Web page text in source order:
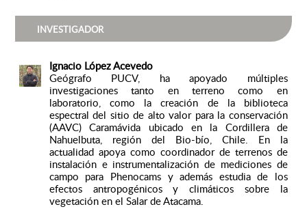
INVESTIGADOR
Ignacio López Acevedo
Geógrafo PUCV, ha apoyado múltiples
investigaciones tanto en terreno como en
laboratorio, como la creación de la biblioteca
espectral del sitio de alto valor para la conservación
(AAVC) Caramávida ubicado en la Cordillera de
Nahuelbuta, región del Bio-bío, Chile. En la
actualidad apoya como coordinador de terrenos de
instalación e instrumentalización de mediciones de
campo para Phenocams y además estudia de los
efectos antropogénicos y climáticos sobre la
vegetación en el Salar de Atacama.